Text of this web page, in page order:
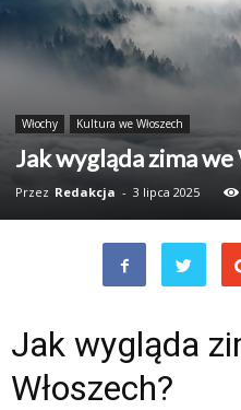
Włochy Kultura we Włoszech
Jak wygląda zima we
Przez Redakcja - 3 lipca 2025
Jak wygląda
Włoszech?